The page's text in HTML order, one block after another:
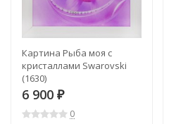
Картина Рыба моя с
кристаллами Swarovski
(1630)
6 900 ₽
0